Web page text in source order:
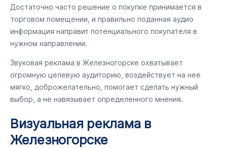
Достаточно часто решение о покупке принимается в
торговом помещении, и правильно поданная аудио
информация направит потенциального покупателя в
нужном направлении.
Звуковая реклама в Железногорске охватывает
огромную целевую аудиторию, воздействует на нее
мягко, доброжелательно, помогает сделать нужный
выбор, а не навязывает определенного мнения.
Визуальная реклама в
Железногорске